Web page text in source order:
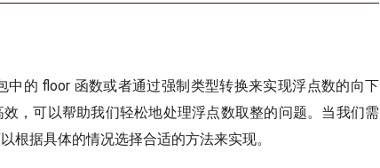
中的 floor 函数或者通过强制类型转换来实现浮点数的向下
，可以帮助我们轻松地处理浮点数取整的问题。当我们需
根据具体的情况选择合适的方法来实现。